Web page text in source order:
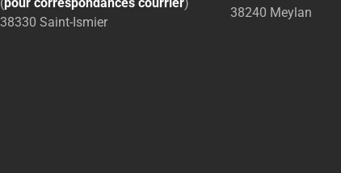
38330 Saint-Ismier
38240 Meylan